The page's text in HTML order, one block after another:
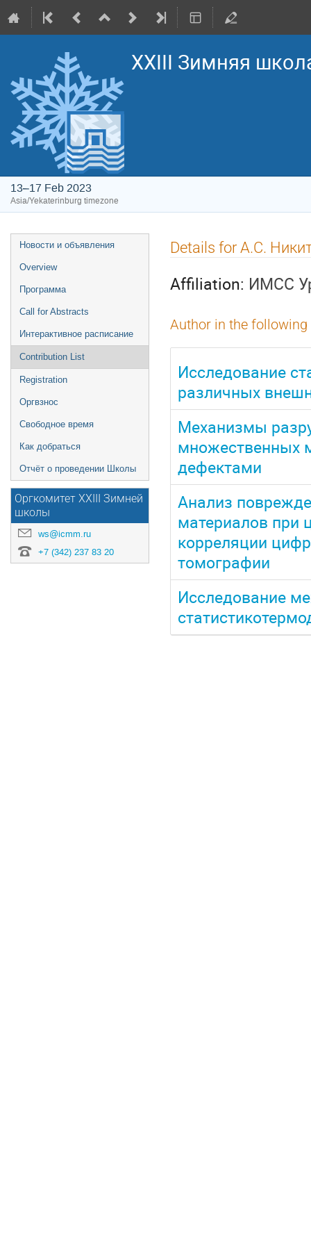
XXIII Зимняя
13–17 Feb 2023
Asia/Yekaterinburg timezone
Event
menu
Новости и объявления
Overview
Программа
Call for Abstracts
Интерактивное расписание
Contribution List
Registration
Оргвзнос
Свободное время
Как добраться
Отчёт о проведении Школы
Оргкомитет XXIII Зимней
школы
ws@icmm.ru
+7 (342) 237 83 20
Details for А.С.
Affiliation: ИМСС
Author in the
Исследование
различных
Механизмы
множественных
дефектами
Анализ
материалов при
корреляции
томографии
Исследование